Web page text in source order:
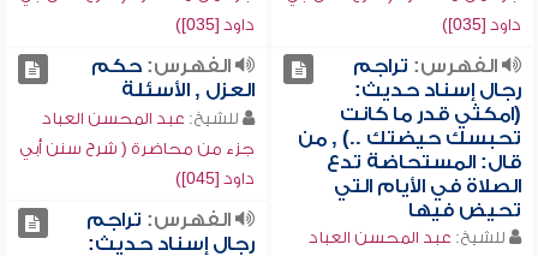
داود [035])
داود [035])
الفهرس: تراجم
رجال إسناد حديث:
(امكثي قدر ما كانت
تحبسك حيضتك ..) , من
قال: المستحاضة تدع
الصلاة في الأيام التي
تحيض فيها
للشيخ: عبد المحسن العباد
الفهرس:حكم
العزل , الأسئلة
للشيخ: عبد المحسن العباد
جزء من محاضرة ( شرح سنن أبي
داود [045])
الفهرس: تراجم
رجال إسناد حديث: